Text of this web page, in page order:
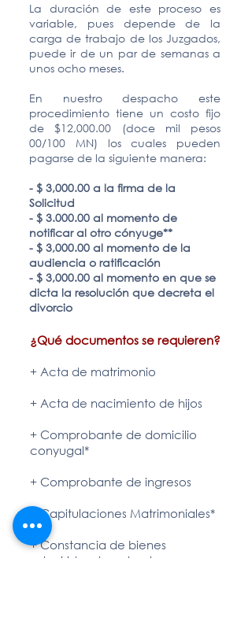
La duración de este proceso es
variable, pues depende de la
carga de trabajo de los Juzgados,
puede ir de un par de semanas a
unos ocho meses.
En nuestro despacho este
procedimiento tiene un costo fijo
de $12,000.00 (doce mil pesos
00/100 MN) los cuales pueden
pagarse de la siguiente manera:
- $ 3,000.00 a la firma de la
Solicitud
- $ 3.000.00 al momento de
notificar al otro cónyuge**
- $ 3,000.00 al momento de la
audiencia o ratificación
- $ 3,000.00 al momento en que se
dicta la resolución que decreta el
divorcio
¿Qué documentos se requieren?
+ Acta de matrimonio
+ Acta de nacimiento de hijos
+ Comprobante de domicilio
conyugal*
+ Comprobante de ingresos
+ Capitulaciones Matrimoniales*
+ Constancia de bienes
adquiridos durante el